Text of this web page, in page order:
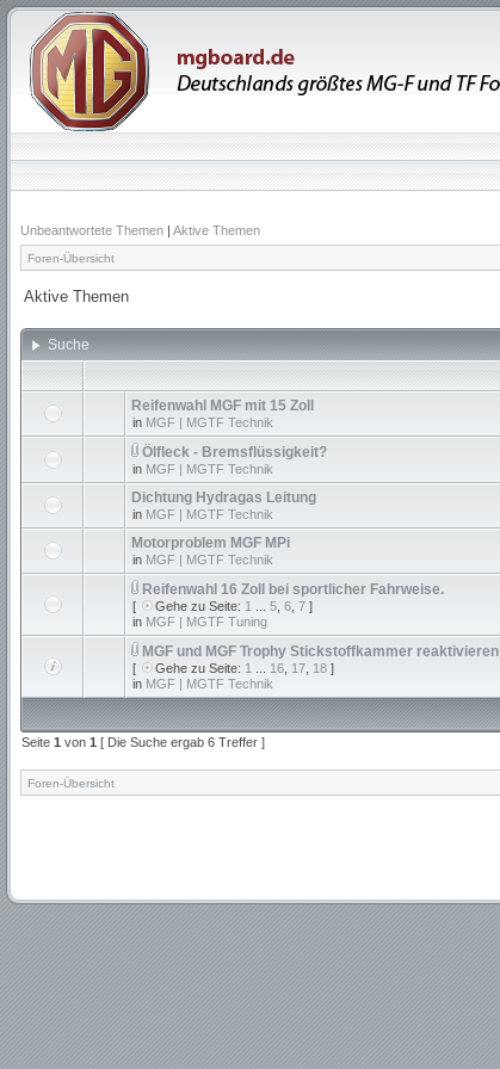
Unbeantwortete Themen | Aktive Themen
Foren-Übersicht
Aktive Themen
Suche
Reifenwahl MGF mit 15 Zoll
in MGF | MGTF Technik
Ölfleck - Bremsflüssigkeit?
in MGF | MGTF Technik
Dichtung Hydragas Leitung
in MGF | MGTF Technik
Motorproblem MGF MPi
in MGF | MGTF Technik
Reifenwahl 16 Zoll bei sportlicher Fahrweise.
[ Gehe zu Seite: 1 5 6 7 ]
in MGF | MGTF Tuning
MGF und MGF Trophy Stickstoffkammer reaktivieren
[ Gehe zu Seite: 1 16 17 18 ]
in MGF | MGTF Technik
Seite 1 von 1 [ Die Suche ergab 6 Treffer ]
Foren-Übersicht